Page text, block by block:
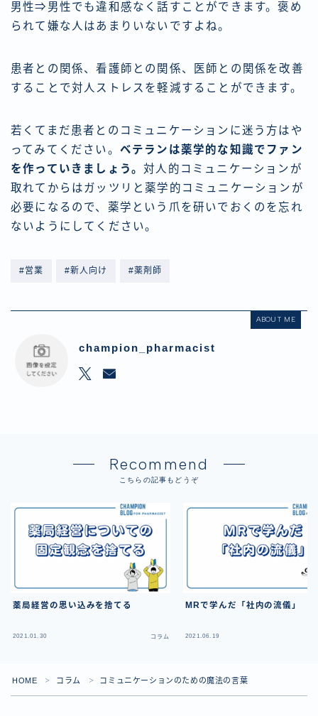
男性⇒男性でも違和感なく話すことができます。褒め
られて嫌な人はあまりいないですよね。
患者との関係、看護師との関係、医師との関係を改善
することで対人ストレスを軽減することができます。
若くてまだ患者とのコミュニケーションに迷う方はや
ってみてください。 ベテランは薬学的な知識でファン
を作っていきましょう。対人的コミュニケーションが
取れてからはガッツリと薬学的コミュニケーションが
必要になるので、薬学という爪を研いでおくのを忘れ
ないようにしてください。
#営業 #新人向け #薬剤師
ABOUT ME
champion_pharmacist
Recommend
こちらの記事もどうぞ
薬局経営の思い込みを捨てる
2021.01.30 コラム
MRで学んだ「社内の流儀」
2021.06.19
HOME ＞ コラム ＞ コミュニケーションのための魔法の言葉